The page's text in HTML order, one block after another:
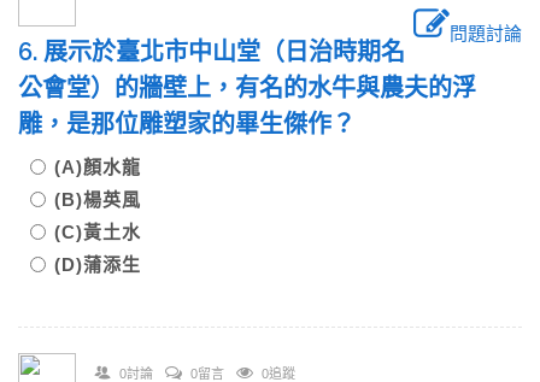
問題討論
6. 展示於臺北市中山堂（日治時期名
公會堂）的牆壁上，有名的水牛與農夫的浮
雕，是那位雕塑家的畢生傑作？
(A)顏水龍
(B)楊英風
(C)黃土水
(D)蒲添生
0討論 0留言 0追蹤